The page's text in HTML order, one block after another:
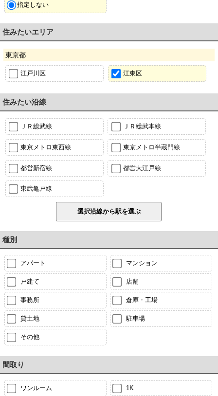
指定しない
住みたいエリア
東京都
江戸川区 江東区
住みたい沿線
ＪＲ総武線 ＪＲ総武本線
東京メトロ東西線 東京メトロ半蔵門線
都営新宿線 都営大江戸線
東武亀戸線
種別
アパート マンション
戸建て 店舗
事務所 倉庫・工場
貸土地 駐車場
その他
間取り
ワンルーム 1K